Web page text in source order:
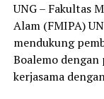
UNG – Fakultas
Alam (FMIPA)
mendukung
Boalemo
kerjasama